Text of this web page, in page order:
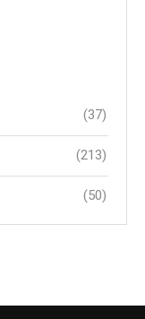
(37)
(213)
(50)